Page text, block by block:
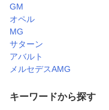
GM
オペル
MG
サターン
アバルト
メルセデスAMG
キーワードから探す